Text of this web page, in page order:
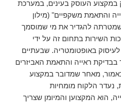
במקצוע העוסק בעינים, במערכת
והתאמת משקפיים" (מילון
להגדיר את מי שמוסמך
השירות בתחום זה על ידי
באופטומטריה. שבעתיים
ראייה והתאמת האביזרים
מאחר שמדובר במקצוע
נעדר הלקוח מומחיות
הוא המקצוען והמיומן שצריך